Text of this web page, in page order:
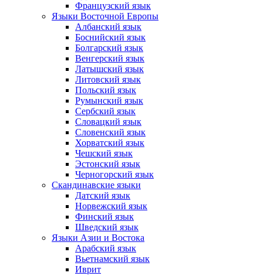
Французский язык
Языки Восточной Европы
Албанский язык
Боснийский язык
Болгарский язык
Венгерский язык
Латышский язык
Литовский язык
Польский язык
Румынский язык
Сербский язык
Словацкий язык
Словенский язык
Хорватский язык
Чешский язык
Эстонский язык
Черногорский язык
Скандинавские языки
Датский язык
Норвежский язык
Финский язык
Шведский язык
Языки Азии и Востока
Арабский язык
Вьетнамский язык
Иврит